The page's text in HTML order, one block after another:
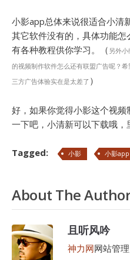
小影app总体来说很适合小清
其它软件没有的，具体功能
有各种教程供你学习。（ 另外
的视频制作软件怎么还有联盟广告呢？
三方广告体验实在是太差了 ）
好，如果你觉得小影这个视
一下吧，小清新可以下载哦，
Tagged: 小影 小影app
About The Author
且听风吟
神力网网站管